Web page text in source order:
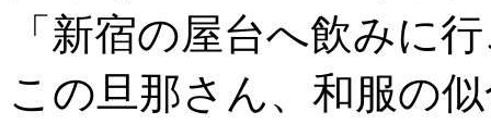
「新宿の屋台へ飲みに
この旦那さん、和服の